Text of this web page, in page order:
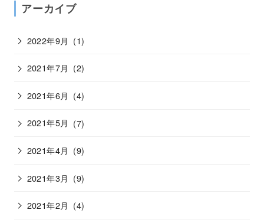
アーカイブ
2022年9月 (1)
2021年7月 (2)
2021年6月 (4)
2021年5月 (7)
2021年4月 (9)
2021年3月 (9)
2021年2月 (4)